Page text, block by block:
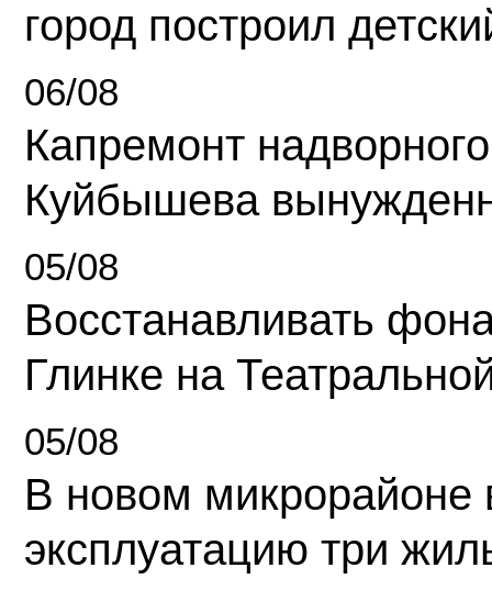
город построил
06/08
Капремонт
Куйбышева
05/08
Восстанавливать
Глинке на
05/08
В новом микрорайоне
эксплуатацию три